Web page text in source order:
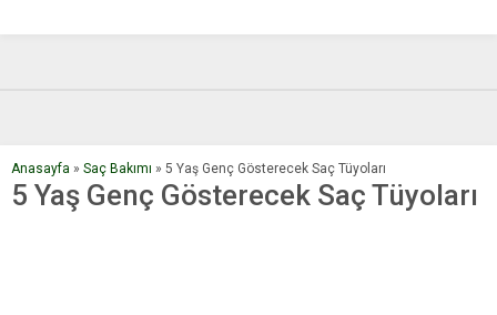
Cevabı Verdi
Anasayfa » Saç Bakımı » 5 Yaş Genç Gösterecek Saç Tüyoları
5 Yaş Genç Gösterecek Saç Tüyoları